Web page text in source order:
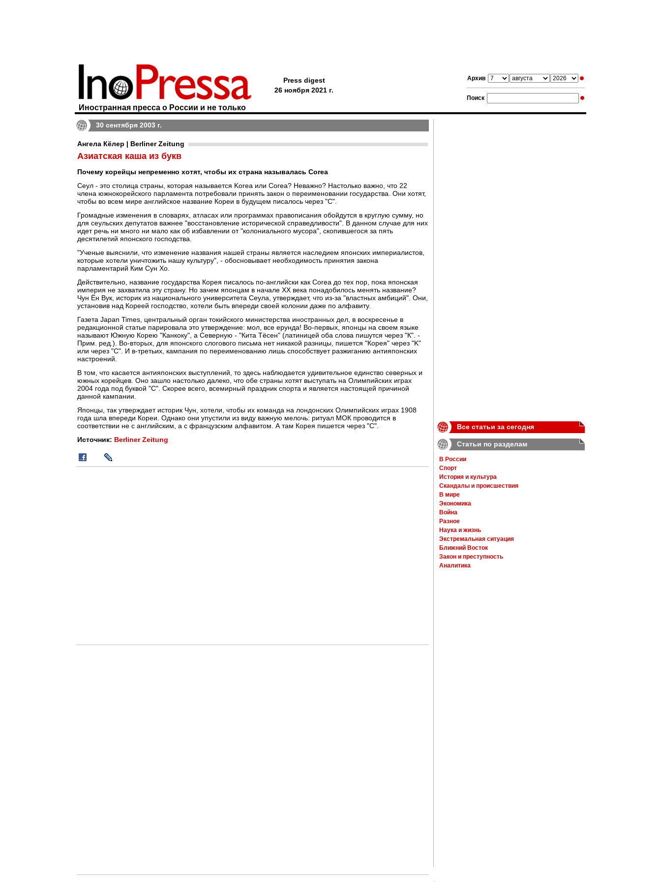
Архив
Поиск
Иностранная пресса о России и не только
Press digest
26 ноября 2021 г.
30 сентября 2003 г.
Ангела Кёлер | Berliner Zeitung
Азиатская каша из букв
Почему корейцы непременно хотят, чтобы их страна называлась Corea
Сеул - это столица страны, которая называется Korea или Corea? Неважно? Настолько важно, что 22
члена южнокорейского парламента потребовали принять закон о переименовании государства. Они хотят,
чтобы во всем мире английское название Кореи в будущем писалось через "C".
Громадные изменения в словарях, атласах или программах правописания обойдутся в круглую сумму, но
для сеульских депутатов важнее "восстановление исторической справедливости". В данном случае для них
идет речь ни много ни мало как об избавлении от "колониального мусора", скопившегося за пять
десятилетий японского господства.
"Ученые выяснили, что изменение названия нашей страны является наследием японских империалистов,
которые хотели уничтожить нашу культуру", - обосновывает необходимость принятия закона
парламентарий Ким Сун Хo.
Действительно, название государства Корея писалось по-английски как Corea до тех пор, пока японская
империя не захватила эту страну. Но зачем японцам в начале ХХ века понадобилось менять название?
Чун Ён Вук, историк из национального университета Сеула, утверждает, что из-за "властных амбиций". Они,
установив над Кореей господство, хотели быть впереди своей колонии даже по алфавиту.
Газета Japan Times, центральный орган токийского министерства иностранных дел, в воскресенье в
редакционной статье парировала это утверждение: мол, все ерунда! Во-первых, японцы на своем языке
называют Южную Корею "Канкоку", а Северную - "Кита Тёсен" (латиницей оба слова пишутся через "К". -
Прим. ред.). Во-вторых, для японского слогового письма нет никакой разницы, пишется "Корея" через "K"
или через "C". И в-третьих, кампания по переименованию лишь способствует разжиганию антияпонских
настроений.
В том, что касается антияпонских выступлений, то здесь наблюдается удивительное единство северных и
южных корейцев. Оно зашло настолько далеко, что обе страны хотят выступать на Олимпийских играх
2004 года под буквой "C". Скорее всего, всемирный праздник спорта и является настоящей причиной
данной кампании.
Японцы, так утверждает историк Чун, хотели, чтобы их команда на лондонских Олимпийских играх 1908
года шла впереди Кореи. Однако они упустили из виду важную мелочь: ритуал МОК проводится в
соответствии не с английским, а с французским алфавитом. А там Корея пишется через "C".
Источник: Berliner Zeitung
Все статьи за сегодня
Статьи по разделам
В России
Спорт
История и культура
Скандалы и происшествия
В мире
Экономика
Война
Разное
Наука и жизнь
Экстремальная ситуация
Ближний Восток
Закон и преступность
Аналитика